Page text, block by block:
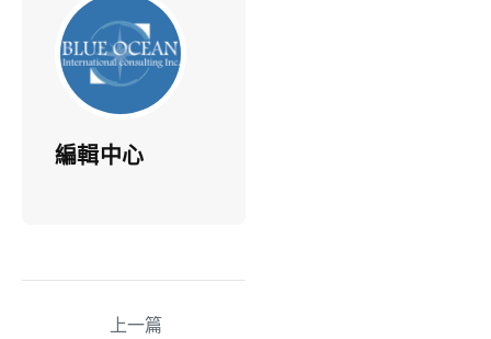
編輯中心
上一篇